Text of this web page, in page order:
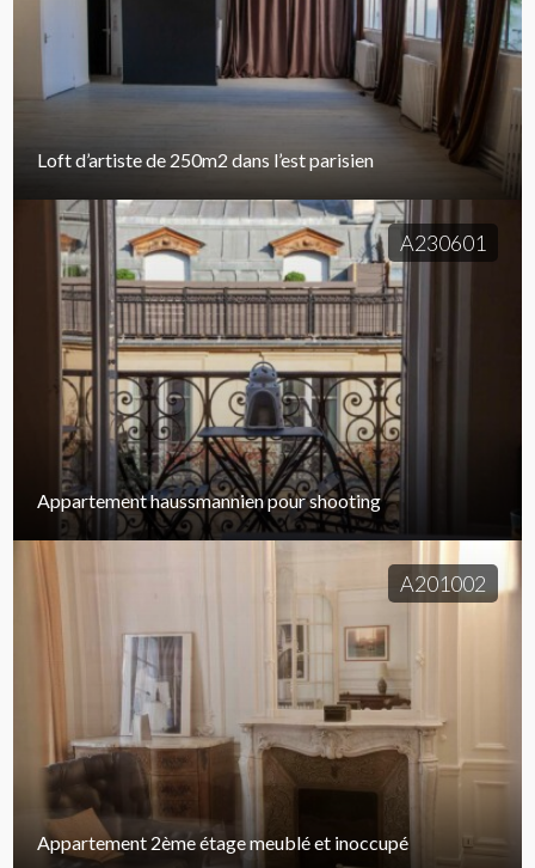
Loft d’artiste de 250m2 dans l’est parisien
A230601
Appartement haussmannien pour shooting
A201002
Appartement 2ème étage meublé et inoccupé